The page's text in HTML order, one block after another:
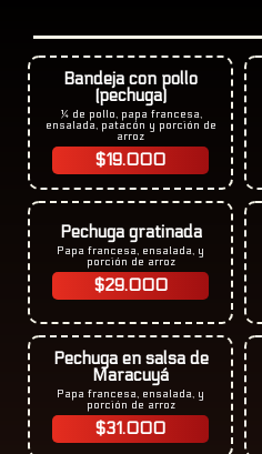
Bandeja con pollo
(pechuga)
¼ de pollo, papa francesa,
ensalada, patacón y porción de
arroz
$19.000
Pechuga gratinada
Papa francesa, ensalada, y
porción de arroz
$29.000
Pechuga en salsa de
Maracuyá
Papa francesa, ensalada, y
porción de arroz
$31.000